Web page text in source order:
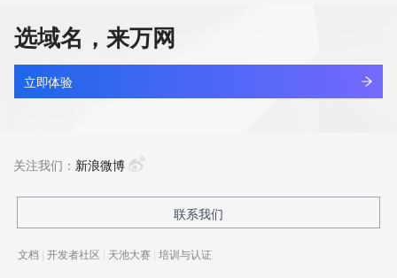
myjimsq.cn
最近查询
查看详情
最近查询
选域名，来万网
立即体验
关注我们： 新浪微博
联系我们
文档 | 开发者社区 | 天池大赛 | 培训与认证